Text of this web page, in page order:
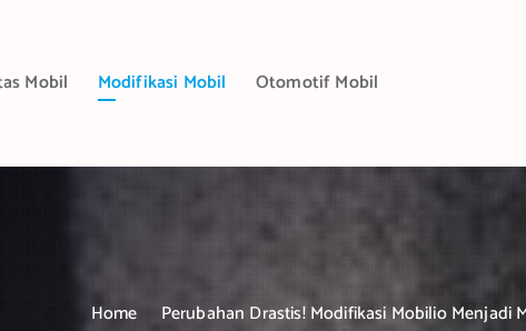
Mobil Modifikasi Mobil Otomotif Mobil
Home Perubahan Drastis! Modifikasi Mobilio Menjadi